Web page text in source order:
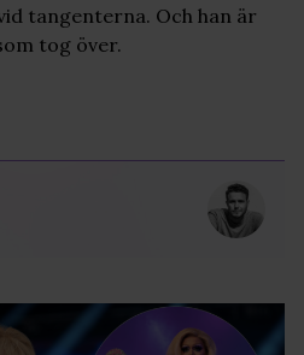
tangenterna. Och han är
tog över.